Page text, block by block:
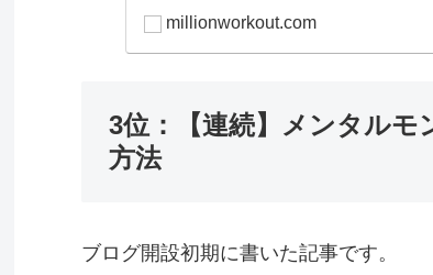
millionworkout.com
3位：【連続】メンタルモ
方法
ブログ開設初期に書いた記事です。